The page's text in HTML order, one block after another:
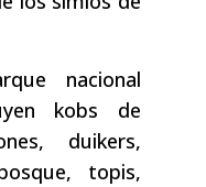
nacional
kobs de
duikers,
topis,